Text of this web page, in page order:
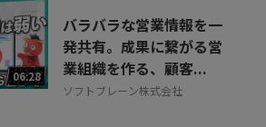
06:28
バラバラな営業情報を一
発共有。成果に繋がる営
業組織を作る、顧客...
ソフトブレーン株式会社